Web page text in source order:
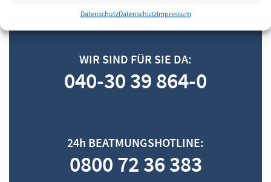
DatenschutzDatenschutzImpressum
WIR SIND FÜR SIE DA:
040-30 39 864-0
24h BEATMUNGSHOTLINE:
0800 72 36 383